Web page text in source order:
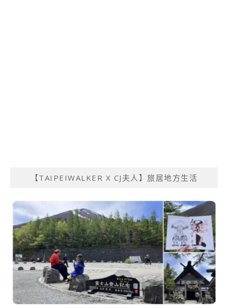
【TAIPEIWALKER X CJ夫人】旅居地方生活